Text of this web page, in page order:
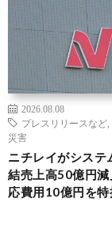
2026.08.08
プレスリリースなど
災害
ニチレイがシステ
結売上高50億円
応費用10億円を特